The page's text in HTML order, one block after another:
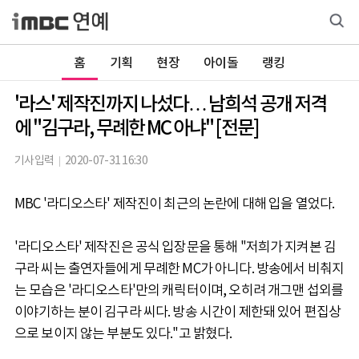
홈 기획 현장 아이돌 랭킹
'라스' 제작진까지 나섰다… 남희석 공개 저격
에 "김구라, 무례한 MC 아냐" [전문]
기사입력 2020-07-31 16:30
MBC '라디오스타' 제작진이 최근의 논란에 대해 입을 열었다.
'라디오스타' 제작진은 공식 입장문을 통해 "저희가 지켜본 김
구라 씨는 출연자들에게 무례한 MC가 아니다. 방송에서 비춰지
는 모습은 '라디오스타'만의 캐릭터이며, 오히려 개그맨 섭외를
이야기하는 분이 김구라 씨다. 방송 시간이 제한돼 있어 편집상
으로 보이지 않는 부분도 있다."고 밝혔다.